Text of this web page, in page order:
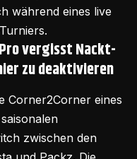
während eines live
vergisst Nackt-
zu deaktivieren
Corner2Corner eines
zwischen den